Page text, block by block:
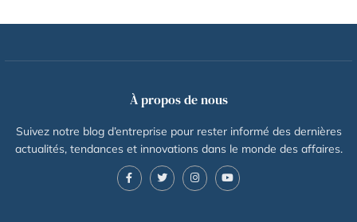
À propos de nous
Suivez notre blog d’entreprise pour rester informé des dernières
actualités, tendances et innovations dans le monde des affaires.